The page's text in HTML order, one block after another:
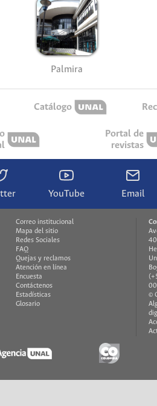
Palmira
Catálogo
Portal de
revistas
YouTube Email
Correo institucional
Mapa del sitio
Redes Sociales
FAQ
Quejas y reclamos
Atención en línea
Encuesta
Contáctenos
Estadísticas
Glosario
©